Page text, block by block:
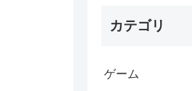
カテゴリ
ゲーム